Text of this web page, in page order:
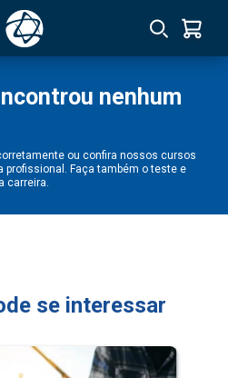
nenhum
ou confira nossos cursos
profissional. Faça também o teste e
carreira.
se interessar